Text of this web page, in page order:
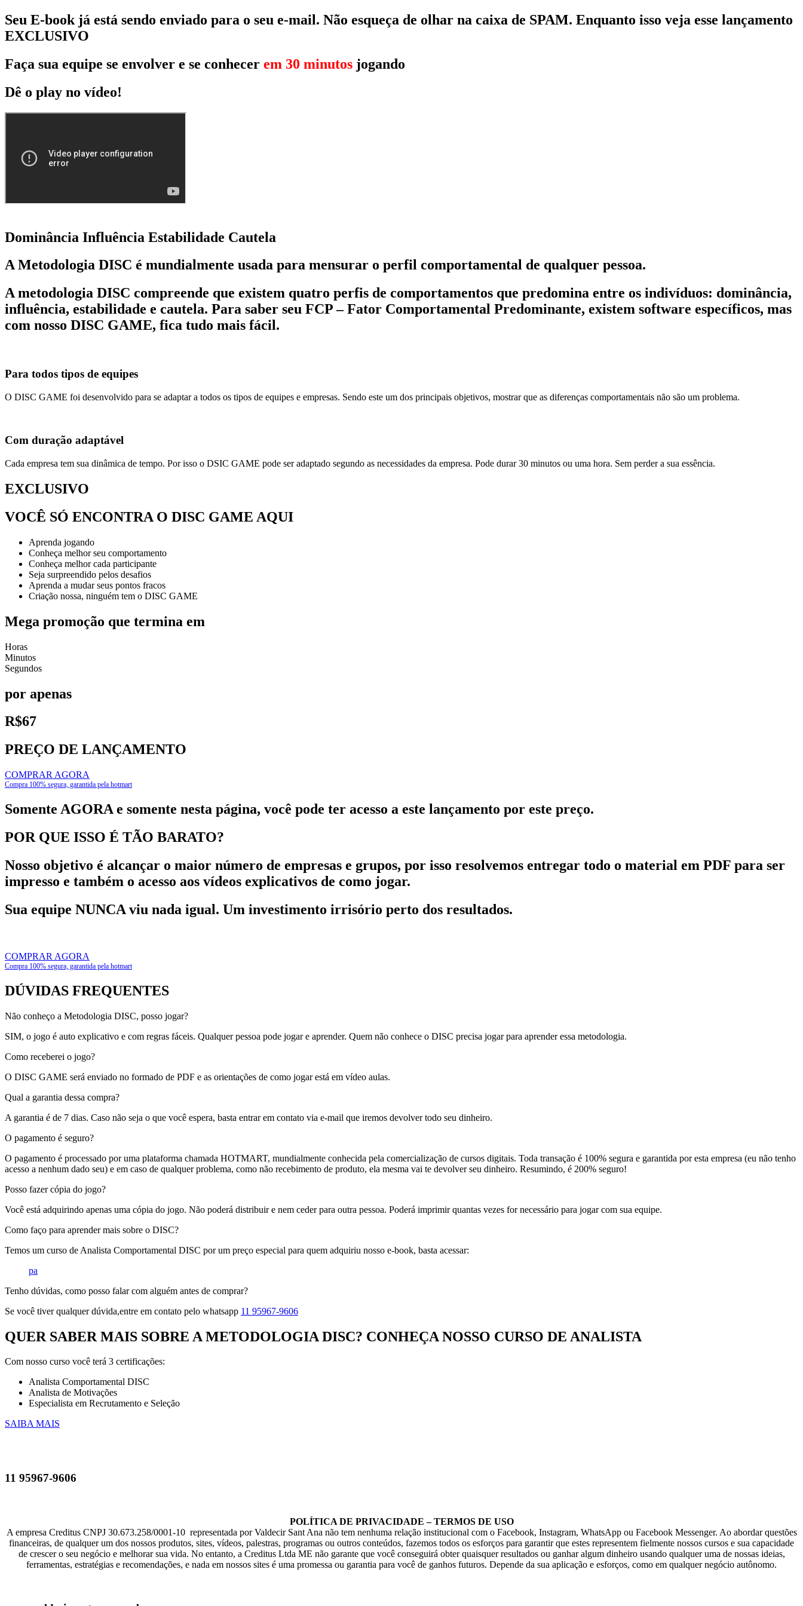
Seu E-book já está sendo enviado para o seu e-mail. Não esqueça de olhar na caixa de SPAM. Enquanto isso veja esse lançamento
EXCLUSIVO
Faça sua equipe se envolver e se conhecer em 30 minutos jogando
Dê o play no vídeo!
Dominância Influência Estabilidade Cautela
A Metodologia DISC é mundialmente usada para mensurar o perfil comportamental de qualquer pessoa.
A metodologia DISC compreende que existem quatro perfis de comportamentos que predomina entre os indivíduos: dominância,
influência, estabilidade e cautela. Para saber seu FCP – Fator Comportamental Predominante, existem software específicos, mas
com nosso DISC GAME, fica tudo mais fácil.
Para todos tipos de equipes
O DISC GAME foi desenvolvido para se adaptar a todos os tipos de equipes e empresas. Sendo este um dos principais objetivos, mostrar que as diferenças comportamentais não são um problema.
Com duração adaptável
Cada empresa tem sua dinâmica de tempo. Por isso o DSIC GAME pode ser adaptado segundo as necessidades da empresa. Pode durar 30 minutos ou uma hora. Sem perder a sua essência.
EXCLUSIVO
VOCÊ SÓ ENCONTRA O DISC GAME AQUI
Aprenda jogando
Conheça melhor seu comportamento
Conheça melhor cada participante
Seja surpreendido pelos desafios
Aprenda a mudar seus pontos fracos
Criação nossa, ninguém tem o DISC GAME
Mega promoção que termina em
Horas
Minutos
Segundos
por apenas
R$67
PREÇO DE LANÇAMENTO
COMPRAR AGORA
Compra 100% segura, garantida pela hotmart
Somente AGORA e somente nesta página, você pode ter acesso a este lançamento por este preço.
POR QUE ISSO É TÃO BARATO?
Nosso objetivo é alcançar o maior número de empresas e grupos, por isso resolvemos entregar todo o material em PDF para ser
impresso e também o acesso aos vídeos explicativos de como jogar.
Sua equipe NUNCA viu nada igual. Um investimento irrisório perto dos resultados.
COMPRAR AGORA
Compra 100% segura, garantida pela hotmart
DÚVIDAS FREQUENTES
Não conheço a Metodologia DISC, posso jogar?
SIM, o jogo é auto explicativo e com regras fáceis. Qualquer pessoa pode jogar e aprender. Quem não conhece o DISC precisa jogar para aprender essa metodologia.
Como receberei o jogo?
O DISC GAME será enviado no formado de PDF e as orientações de como jogar está em vídeo aulas.
Qual a garantia dessa compra?
A garantia é de 7 dias. Caso não seja o que você espera, basta entrar em contato via e-mail que iremos devolver todo seu dinheiro.
O pagamento é seguro?
O pagamento é processado por uma plataforma chamada HOTMART, mundialmente conhecida pela comercialização de cursos digitais. Toda transação é 100% segura e garantida por esta empresa (eu não tenho
acesso a nenhum dado seu) e em caso de qualquer problema, como não recebimento de produto, ela mesma vai te devolver seu dinheiro. Resumindo, é 200% seguro!
Posso fazer cópia do jogo?
Você está adquirindo apenas uma cópia do jogo. Não poderá distribuir e nem ceder para outra pessoa. Poderá imprimir quantas vezes for necessário para jogar com sua equipe.
Como faço para aprender mais sobre o DISC?
Temos um curso de Analista Comportamental DISC por um preço especial para quem adquiriu nosso e-book, basta acessar:
pa
Tenho dúvidas, como posso falar com alguém antes de comprar?
Se você tiver qualquer dúvida,entre em contato pelo whatsapp 11 95967-9606
QUER SABER MAIS SOBRE A METODOLOGIA DISC? CONHEÇA NOSSO CURSO DE ANALISTA
Com nosso curso você terá 3 certificações:
Analista Comportamental DISC
Analista de Motivações
Especialista em Recrutamento e Seleção
SAIBA MAIS
11 95967-9606
POLÍTICA DE PRIVACIDADE – TERMOS DE USO
A empresa Creditus CNPJ 30.673.258/0001-10 representada por Valdecir Sant Ana não tem nenhuma relação institucional com o Facebook, Instagram, WhatsApp ou Facebook Messenger. Ao abordar questões
financeiras, de qualquer um dos nossos produtos, sites, vídeos, palestras, programas ou outros conteúdos, fazemos todos os esforços para garantir que estes representem fielmente nossos cursos e sua capacidade
de crescer o seu negócio e melhorar sua vida. No entanto, a Creditus Ltda ME não garante que você conseguirá obter quaisquer resultados ou ganhar algum dinheiro usando qualquer uma de nossas ideias,
ferramentas, estratégias e recomendações, e nada em nossos sites é uma promessa ou garantia para você de ganhos futuros. Depende da sua aplicação e esforços, como em qualquer negócio autônomo.